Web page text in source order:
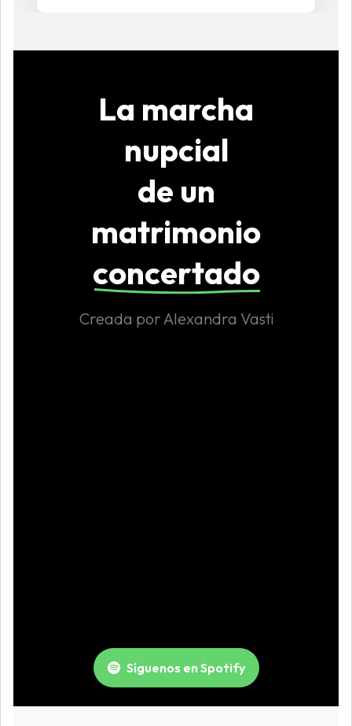
La marcha
nupcial
de un
matrimonio
concertado
Creada por Alexandra Vasti
Síguenos en Spotify